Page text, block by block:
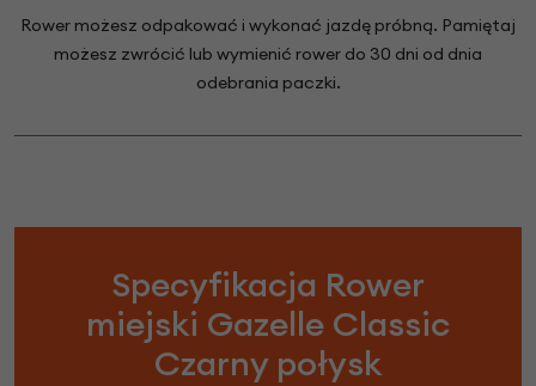
Rower możesz odpakować i wykonać jazdę próbną. Pamiętaj
możesz zwrócić lub wymienić rower do 30 dni od dnia
odebrania paczki.
Specyfikacja Rower
miejski Gazelle Classic
Czarny połysk